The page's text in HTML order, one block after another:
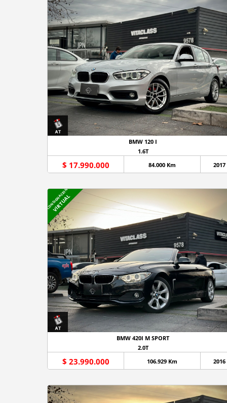
BMW 120 I
1.6T
$ 17.990.000 84.000 Km 2017
CONSIGNACION
VIRTUAL
BMW 420I M SPORT
2.0T
$ 23.990.000 106.929 Km 2016